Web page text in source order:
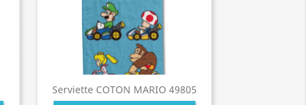
Serviette COTON MARIO 49805